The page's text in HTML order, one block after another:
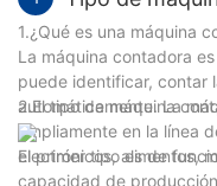
1.¿Qué es una máquina
La máquina contadora
puede identificar, contar
automáticamente. La
ampliamente en la línea
electrónicos, alimentos,
2.El tipo de máquina
El primer tipo es de
capacidad de